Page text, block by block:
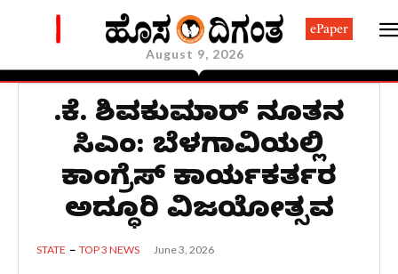
August 9, 2026
ePaper
ಡಿ.ಕೆ. ಶಿವಕುಮಾರ್ ನೂತನ
ಸಿಎಂ: ಬೆಳಗಾವಿಯಲ್ಲಿ
ಕಾಂಗ್ರೆಸ್ ಕಾರ್ಯಕರ್ತರ
ಅದ್ಧೂರಿ ವಿಜಯೋತ್ಸವ
STATE TOP 3 NEWS June 3, 2026